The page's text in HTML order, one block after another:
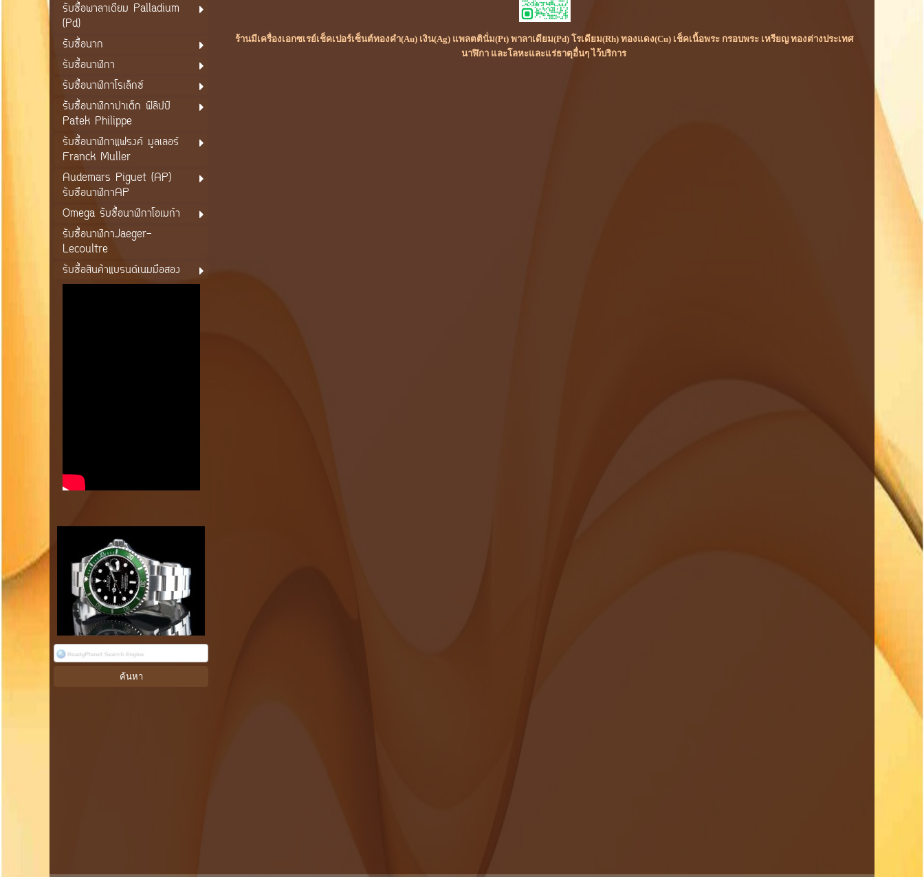
รับซื้อพาลาเดียม Palladium
(Pd)
รับซื้อนาก
รับซื้อนาฬิกา
รับซื้อนาฬิกาโรเล็กซ์
รับซื้อนาฬิกาปาเต็ก ฟิลิปป์
Patek Philippe
รับซื้อนาฬิกาแฟรงค์ มูลเลอร์
Franck Muller
Audemars Piguet (AP)
รับซือนาฬิกาAP
Omega รับซื้อนาฬิกาโอเมก้า
รับซื้อนาฬิกาJaeger-
Lecoultre
รับซื้อสินค้าแบรนด์เนมมือสอง
ร้านมีเครื่องเอกซเรย์เช็คเปอร์เซ็นต์ทองคำ(Au) เงิน(Ag) แพลตตินั่ม(Pt) พาลาเดียม(Pd) โรเดียม(Rh) ทองแดง(Cu) เช็คเนื้อพระ กรอบพระ เหรียญ ทองต่างประเทศ
นาฬิกา และโลหะและแร่ธาตุอื่นๆ ไว้บริการ